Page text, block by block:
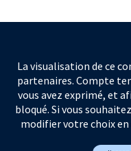
La visualisation de ce
partenaires. Compte
vous avez exprimé, et
bloqué. Si vous
modifier votre choix